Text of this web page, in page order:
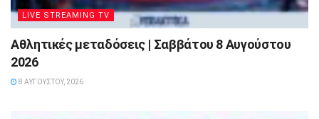
LIVE STREAMING TV
Αθλητικές μεταδόσεις | Σαββάτου 8 Αυγούστου
2026
8 ΑΥΓΟΎΣΤΟΥ, 2026